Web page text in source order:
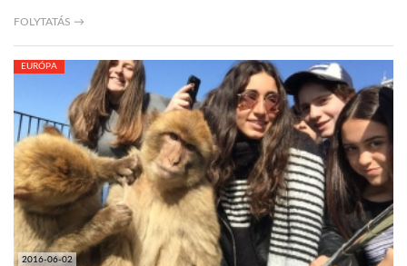
FOLYTATÁS →
2016-06-02
EURÓPA